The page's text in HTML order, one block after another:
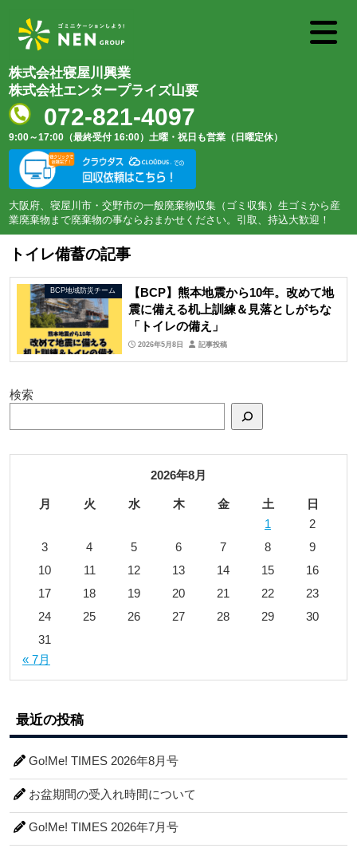
株式会社寝屋川興業
株式会社エンタープライズ山要
072-821-4097
9:00～17:00（最終受付 16:00） 土曜・祝日も営業（日曜定休）
大阪府、寝屋川市・交野市の一般廃棄物収集（ゴミ収集）生ゴミから産
業廃棄物まで廃棄物の事ならおまかせください。引取、持込大歓迎！
トイレ備蓄の記事
BCP地域防災チーム
【BCP】熊本地震から10年。改めて地
震に備える机上訓練＆見落としがちな
「トイレの備え」
2026年5月8日 記事投稿
検索
2026年8月
月 火 水 木 金 土
日
1
2
3
4 5 6 7 8
9
10
11 12 13 14 15
16
17
18 19 20 21 22
23
24
25 26 27 28 29
30
31
« 7月
最近の投稿
Go!Me! TIMES 2026年8月号
お盆期間の受入れ時間について
Go!Me! TIMES 2026年7月号